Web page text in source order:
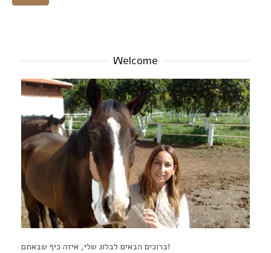
Welcome
ברוכים הבאים לבלוג שלי, איזה כיף שבאתם!